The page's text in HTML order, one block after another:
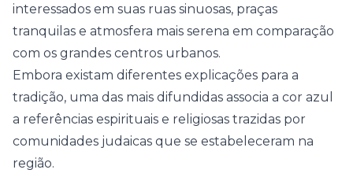
interessados em suas ruas sinuosas, praças
tranquilas e atmosfera mais serena em comparação
com os grandes centros urbanos.
Embora existam diferentes explicações para a
tradição, uma das mais difundidas associa a cor azul
a referências espirituais e religiosas trazidas por
comunidades judaicas que se estabeleceram na
região.